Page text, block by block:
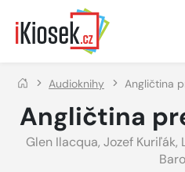
Přejít na hlavní obsah
Audioknihy Angličtina
Angličtina
Glen Ilacqua, Jozef Kuriľák,